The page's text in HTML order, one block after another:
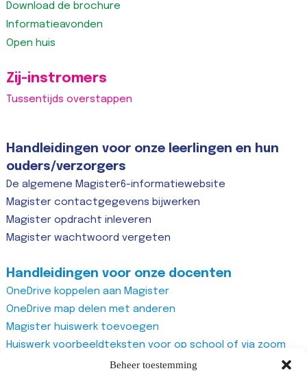
Beheer toestemming
Download de brochure
Informatieavonden
Open huis
Zij-instromers
Tussentijds overstappen
Handleidingen voor onze leerlingen en hun
ouders/verzorgers
De algemene Magister6-informatiewebsite
Magister contactgegevens bijwerken
Magister opdracht inleveren
Magister wachtwoord vergeten
Handleidingen voor onze docenten
OneDrive koppelen aan Magister
OneDrive map delen met anderen
Magister huiswerk toevoegen
Huiswerk voorbeeldteksten voor op school of via zoom
Magister studiewijzers